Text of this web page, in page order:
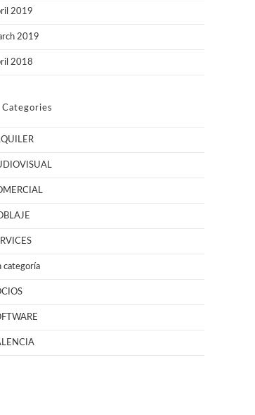
2019
2019
2018
Categories
categoría